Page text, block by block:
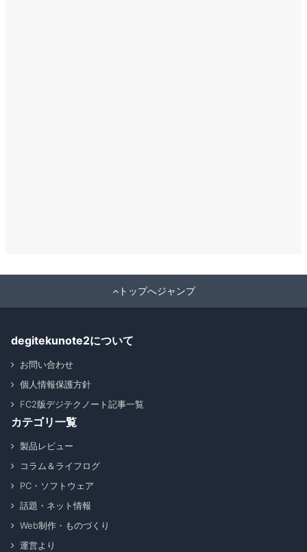
トップへジャンプ
degitekunote2について
お問い合わせ
個人情報保護方針
FC2版デジテクノート記事一覧
カテゴリ一覧
製品レビュー
コラム＆ライフログ
PC・ソフトウェア
話題・ネット情報
Web制作・ものづくり
運営より